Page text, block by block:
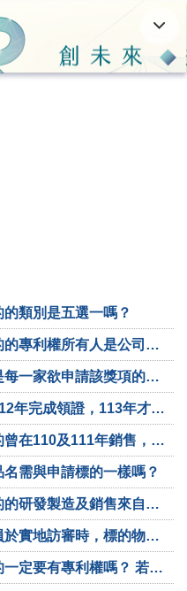
類別是五選一嗎？
有人是公司負責人，可以申請嗎？
申請該獎項的中小企業都要填嗎？
113年才會量產銷售，這樣可以申請嗎？
及111年銷售，可以申請嗎？
需與申請標的一樣嗎？
自母集團下不同子公司，需由哪一家公司申請？
審時，標的物已出貨怎麼辦？
嗎？ 若專利權還未核准可以申請此獎嗎？